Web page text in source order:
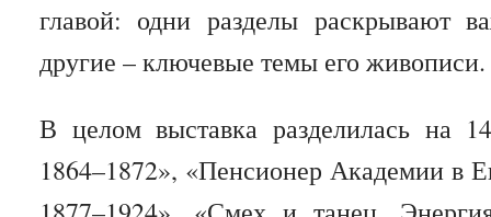
главой: одни разделы раскрывают
другие – ключевые темы его
В целом выставка разделилась на
1864–1872», «Пенсионер Академии в